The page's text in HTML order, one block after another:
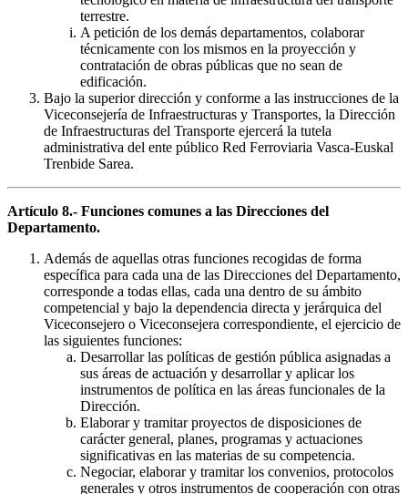
terrestre.
A petición de los demás departamentos, colaborar
técnicamente con los mismos en la proyección y
contratación de obras públicas que no sean de
edificación.
Bajo la superior dirección y conforme a las instrucciones de la
Viceconsejería de Infraestructuras y Transportes, la Dirección
de Infraestructuras del Transporte ejercerá la tutela
administrativa del ente público Red Ferroviaria Vasca-Euskal
Trenbide Sarea.
Artículo 8.- Funciones comunes a las Direcciones del
Departamento.
Además de aquellas otras funciones recogidas de forma
específica para cada una de las Direcciones del Departamento,
corresponde a todas ellas, cada una dentro de su ámbito
competencial y bajo la dependencia directa y jerárquica del
Viceconsejero o Viceconsejera correspondiente, el ejercicio de
las siguientes funciones:
Desarrollar las políticas de gestión pública asignadas a
sus áreas de actuación y desarrollar y aplicar los
instrumentos de política en las áreas funcionales de la
Dirección.
Elaborar y tramitar proyectos de disposiciones de
carácter general, planes, programas y actuaciones
significativas en las materias de su competencia.
Negociar, elaborar y tramitar los convenios, protocolos
generales y otros instrumentos de cooperación con otras